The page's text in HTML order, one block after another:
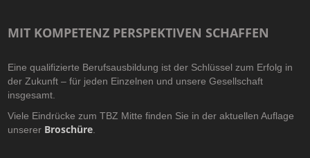
MIT KOMPETENZ PERSPEKTIVEN SCHAFFEN
Eine qualifizierte Berufsausbildung ist der Schlüssel zum Erfolg in
der Zukunft – für jeden Einzelnen und unsere Gesellschaft
insgesamt.
Viele Eindrücke zum TBZ Mitte finden Sie in der aktuellen Auflage
unserer Broschüre